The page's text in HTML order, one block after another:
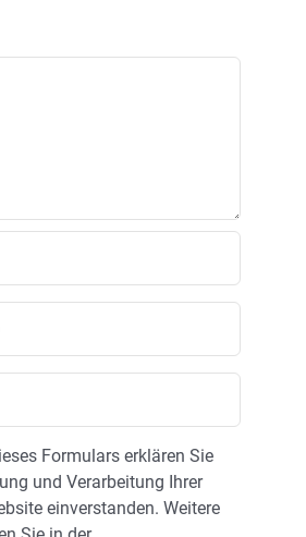
Formulars erklären Sie
und Verarbeitung Ihrer
einverstanden. Weitere